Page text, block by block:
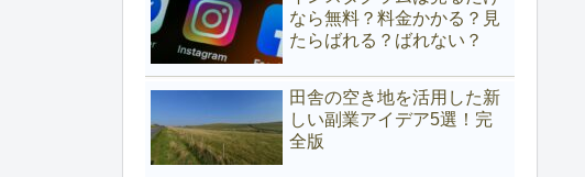
なら無料？料金かかる？見
たらばれる？ばれない？
田舎の空き地を活用した新
しい副業アイデア5選！完
全版